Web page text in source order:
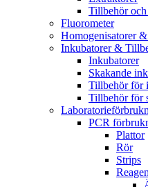
Tillbehör
Fluorometer
Homogenisatorer
Inkubatorer &
Inkubatorer
Skakande
Tillbehör för
Tillbehör för
PCR
Plattor
Rör
Strips